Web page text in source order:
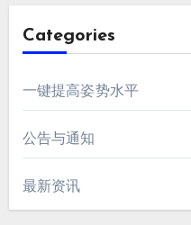
Categories
一键提高姿势水平
公告与通知
最新资讯